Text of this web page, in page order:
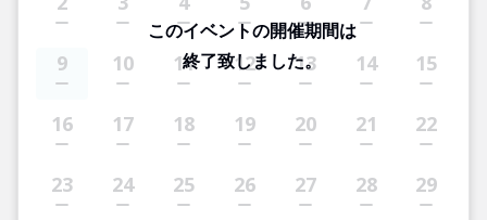
9 10 11 12 13 14 15
16 17 18 19 20 21 22
23 24 25 26 27 28 29
このイベントの開催期間は
終了致しました。